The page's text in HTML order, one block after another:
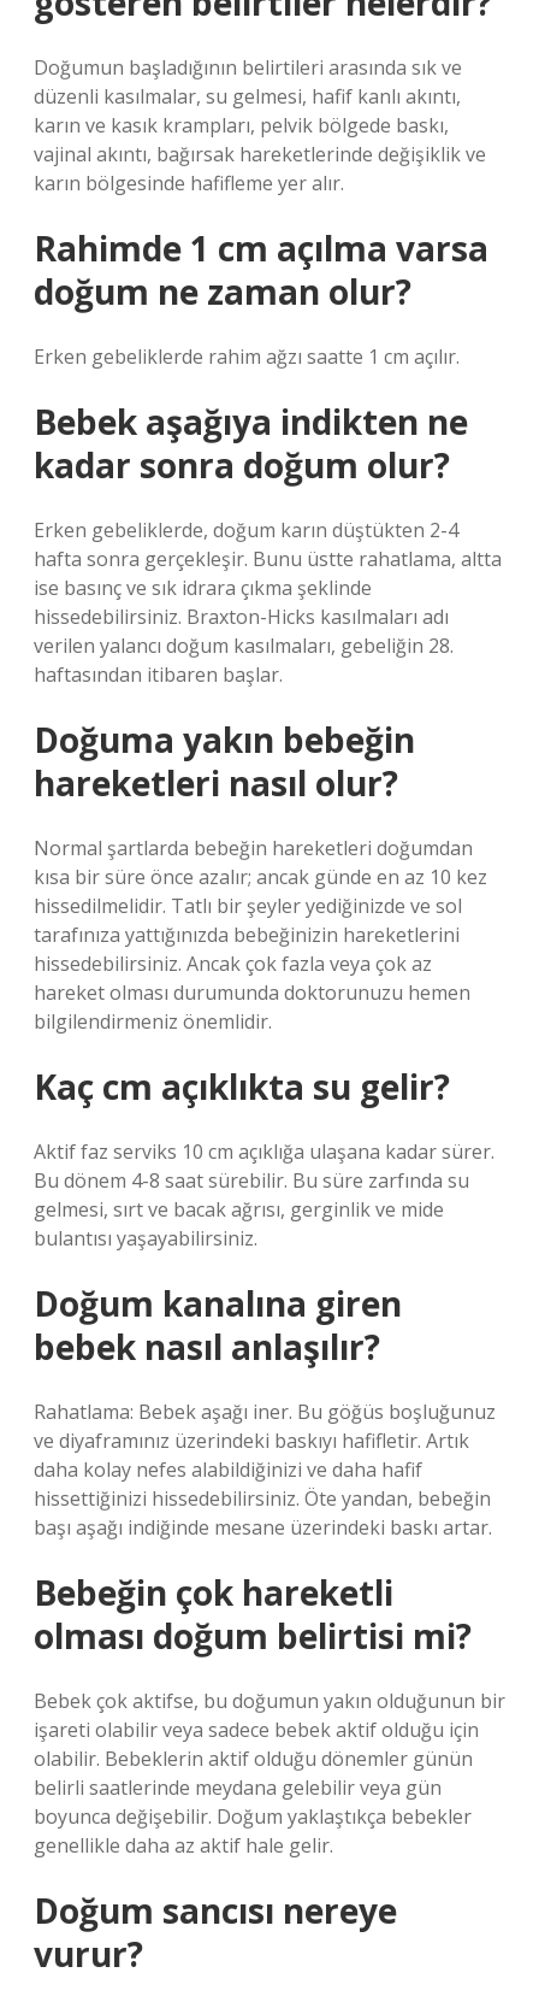
Doğumun başladığının belirtileri arasında sık ve
düzenli kasılmalar, su gelmesi, hafif kanlı akıntı,
karın ve kasık krampları, pelvik bölgede baskı,
vajinal akıntı, bağırsak hareketlerinde değişiklik ve
karın bölgesinde hafifleme yer alır.
Rahimde 1 cm açılma varsa
doğum ne zaman olur?
Erken gebeliklerde rahim ağzı saatte 1 cm açılır.
Bebek aşağıya indikten ne
kadar sonra doğum olur?
Erken gebeliklerde, doğum karın düştükten 2-4
hafta sonra gerçekleşir. Bunu üstte rahatlama, altta
ise basınç ve sık idrara çıkma şeklinde
hissedebilirsiniz. Braxton-Hicks kasılmaları adı
verilen yalancı doğum kasılmaları, gebeliğin 28.
haftasından itibaren başlar.
Doğuma yakın bebeğin
hareketleri nasıl olur?
Normal şartlarda bebeğin hareketleri doğumdan
kısa bir süre önce azalır; ancak günde en az 10 kez
hissedilmelidir. Tatlı bir şeyler yediğinizde ve sol
tarafınıza yattığınızda bebeğinizin hareketlerini
hissedebilirsiniz. Ancak çok fazla veya çok az
hareket olması durumunda doktorunuzu hemen
bilgilendirmeniz önemlidir.
Kaç cm açıklıkta su gelir?
Aktif faz serviks 10 cm açıklığa ulaşana kadar sürer.
Bu dönem 4-8 saat sürebilir. Bu süre zarfında su
gelmesi, sırt ve bacak ağrısı, gerginlik ve mide
bulantısı yaşayabilirsiniz.
Doğum kanalına giren
bebek nasıl anlaşılır?
Rahatlama: Bebek aşağı iner. Bu göğüs boşluğunuz
ve diyaframınız üzerindeki baskıyı hafifletir. Artık
daha kolay nefes alabildiğinizi ve daha hafif
hissettiğinizi hissedebilirsiniz. Öte yandan, bebeğin
başı aşağı indiğinde mesane üzerindeki baskı artar.
Bebeğin çok hareketli
olması doğum belirtisi mi?
Bebek çok aktifse, bu doğumun yakın olduğunun bir
işareti olabilir veya sadece bebek aktif olduğu için
olabilir. Bebeklerin aktif olduğu dönemler günün
belirli saatlerinde meydana gelebilir veya gün
boyunca değişebilir. Doğum yaklaştıkça bebekler
genellikle daha az aktif hale gelir.
Doğum sancısı nereye
vurur?